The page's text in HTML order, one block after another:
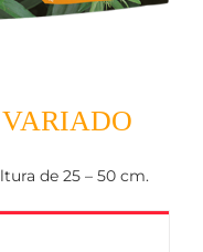
de 25 – 50 cm.